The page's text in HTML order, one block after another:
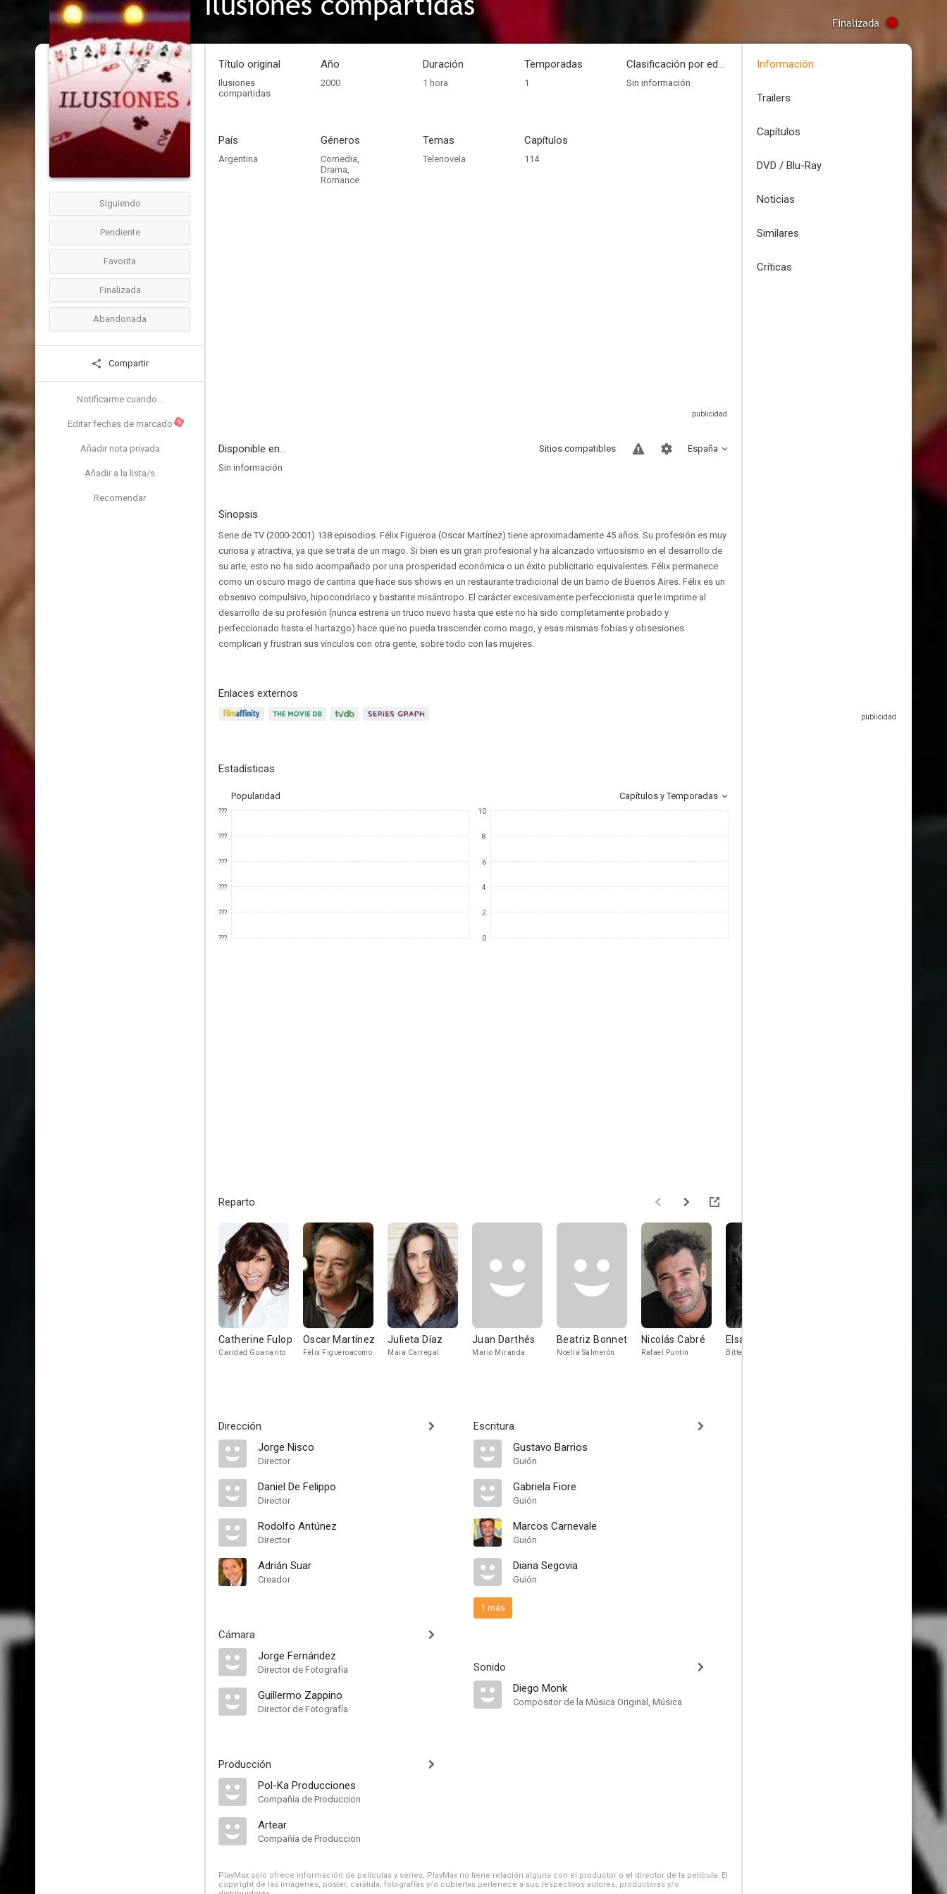
Finalizada
Siguiendo
Pendiente
Favorita
Finalizada
Abandonada
Compartir
Notificarme cuando...
Editar fechas de marcado N
Añadir nota privada
Añadir a la lista/s
Recomendar
Título original
Ilusiones
compartidas
Año
2000
Duración
1 hora
Temporadas
1
Clasificación por edades
Sin información
País
Argentina
Géneros
Comedia,
Drama,
Romance
Temas
Telenovela
Capítulos
114
Disponible en... España
Sitios compatibles
Sin información
Sinopsis
Serie de TV (2000-2001) 138 episodios. Félix Figueroa (Oscar Martínez) tiene aproximadamente 45 años. Su profesión es muy
curiosa y atractiva, ya que se trata de un mago. Si bien es un gran profesional y ha alcanzado virtuosismo en el desarrollo de
su arte, esto no ha sido acompañado por una prosperidad económica o un éxito publicitario equivalentes. Félix permanece
como un oscuro mago de cantina que hace sus shows en un restaurante tradicional de un barrio de Buenos Aires. Félix es un
obsesivo compulsivo, hipocondríaco y bastante misántropo. El carácter excesivamente perfeccionista que le imprime al
desarrollo de su profesión (nunca estrena un truco nuevo hasta que este no ha sido completamente probado y
perfeccionado hasta el hartazgo) hace que no pueda trascender como mago, y esas mismas fobias y obsesiones
complican y frustran sus vínculos con otra gente, sobre todo con las mujeres.
Enlaces externos
Estadísticas
Popularidad Capítulos y Temporadas
???
???
???
???
???
???
10
8
6
4
2
0
Reparto
Catherine Fulop
Caridad Guanarito
Oscar Martínez
Félix Figueroacomo
Julieta Díaz
Maia Carregal
Juan Darthés
Mario Miranda
Beatriz Bonnet
Noelia Salmerón
Nicolás Cabré
Rafael Puntin
Elsa Berenguer
Bitte Niesche
Dirección
Jorge Nisco
Director
Daniel De Felippo
Director
Rodolfo Antúnez
Director
Adrián Suar
Creador
Cámara
Jorge Fernández
Director de Fotografía
Guillermo Zappino
Director de Fotografía
Producción
Pol-Ka Producciones
Compañía de Produccion
Artear
Compañía de Produccion
Escritura
Gustavo Barrios
Guión
Gabriela Fiore
Guión
Marcos Carnevale
Guión
Diana Segovia
Guión
1 más
Sonido
Diego Monk
Compositor de la Música Original, Música
PlayMax solo ofrece información de películas y series, PlayMax no tiene relación alguna con el productor o el director de la película. El
copyright de las imágenes, póster, carátula, fotografías y/o cubiertas pertenece a sus respectivos autores, productoras y/o
Información
Trailers
Capítulos
DVD / Blu-Ray
Noticias
Similares
Críticas